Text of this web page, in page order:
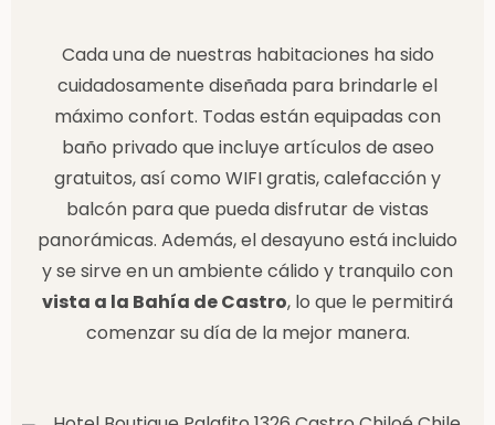
Cada una de nuestras habitaciones ha sido
cuidadosamente diseñada para brindarle el
máximo confort. Todas están equipadas con
baño privado que incluye artículos de aseo
gratuitos, así como WIFI gratis, calefacción y
balcón para que pueda disfrutar de vistas
panorámicas. Además, el desayuno está incluido
y se sirve en un ambiente cálido y tranquilo con
vista a la Bahía de Castro, lo que le permitirá
comenzar su día de la mejor manera.